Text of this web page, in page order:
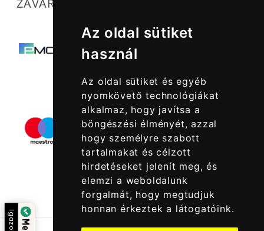
Az oldal sütiket
használ
Az oldal sütiket és egyéb
nyomkövető technológiákat
alkalmaz, hogy javítsa a
böngészési élményét, azzal
hogy személyre szabott
tartalmakat és célzott
hirdetéseket jelenít meg, és
elemzi a weboldalunk
forgalmát, hogy megtudjuk
honnan érkeztek a látogatóink.
ZAVARTALAN MŰKÖDÉSÜNKET SEGÍTIK